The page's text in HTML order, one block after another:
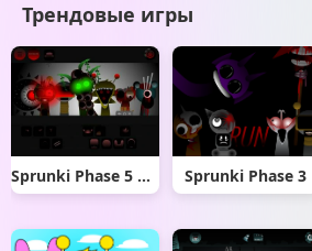
Трендовые игры
Sprunki Phase 5 Original Sprunki Phase 3